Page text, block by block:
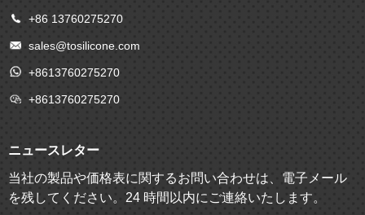
+86 13760275270
sales@tosilicone.com
+8613760275270
+8613760275270
ニュースレター
当社の製品や価格表に関するお問い合わせは、電子メール
を残してください。24 時間以内にご連絡いたします。